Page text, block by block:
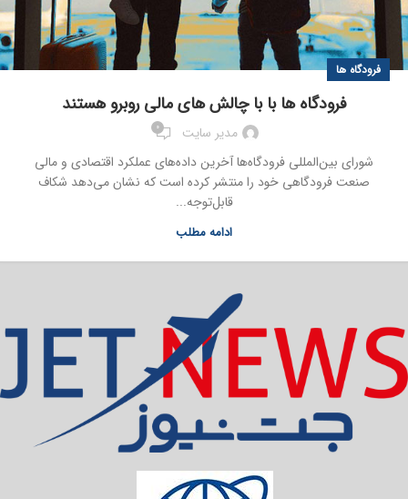
فرودگاه ها
فرودگاه ها با با چالش های مالی روبرو هستند
مدیر سایت 0
شورای بین‌المللی فرودگاه‌ها آخرین داده‌های عملکرد اقتصادی و مالی
صنعت فرودگاهی خود را منتشر کرده است که نشان می‌دهد شکاف
قابل‌توجه...
ادامه مطلب